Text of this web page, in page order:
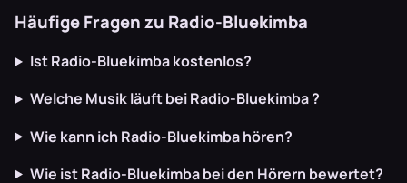
Häufige Fragen zu Radio-Bluekimba
Ist Radio-Bluekimba kostenlos?
Welche Musik läuft bei Radio-Bluekimba ?
Wie kann ich Radio-Bluekimba hören?
Wie ist Radio-Bluekimba bei den Hörern bewertet?